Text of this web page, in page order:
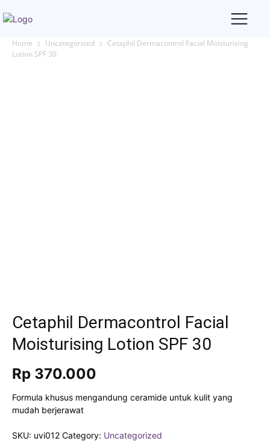
Home Uncategorized
Cetaphil Dermacontrol Facial Moisturising
Lotion SPF 30
Cetaphil Dermacontrol Facial
Moisturising Lotion SPF 30
Rp 370.000
Formula khusus mengandung ceramide untuk kulit yang
mudah berjerawat
SKU: uvi012 Category: Uncategorized